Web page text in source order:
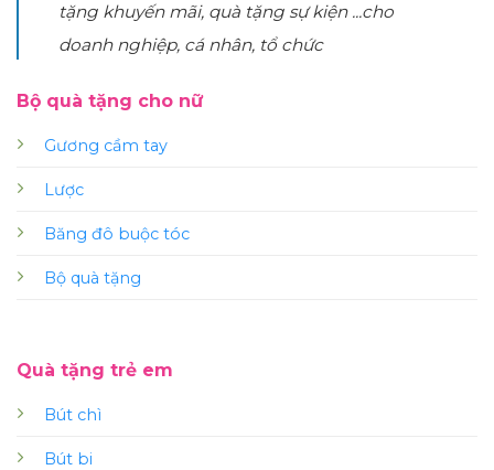
tặng khuyến mãi, quà tặng sự kiện ...cho
doanh nghiệp, cá nhân, tổ chức
Bộ quà tặng cho nữ
Gương cầm tay
Lược
Băng đô buộc tóc
Bộ quà tặng
Quà tặng trẻ em
Bút chì
Bút bi